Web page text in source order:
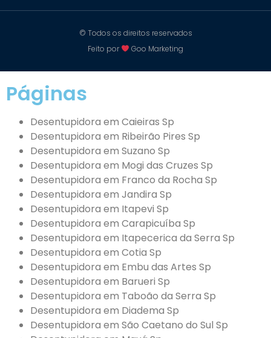
© Todos os direitos reservados
Feito por
Goo Marketing
Páginas
Desentupidora em Caieiras Sp
Desentupidora em Ribeirão Pires Sp
Desentupidora em Suzano Sp
Desentupidora em Mogi das Cruzes Sp
Desentupidora em Franco da Rocha Sp
Desentupidora em Jandira Sp
Desentupidora em Itapevi Sp
Desentupidora em Carapicuíba Sp
Desentupidora em Itapecerica da Serra Sp
Desentupidora em Cotia Sp
Desentupidora em Embu das Artes Sp
Desentupidora em Barueri Sp
Desentupidora em Taboão da Serra Sp
Desentupidora em Diadema Sp
Desentupidora em São Caetano do Sul Sp